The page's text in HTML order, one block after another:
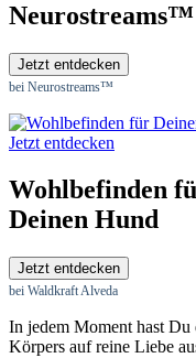
Jetzt entdecken
bei Neurostreams™
Jetzt entdecken
Wohlbefinden
Deinen Hund
Jetzt entdecken
bei Waldkraft Alveda
In jedem Moment hast
Körpers auf reine Liebe